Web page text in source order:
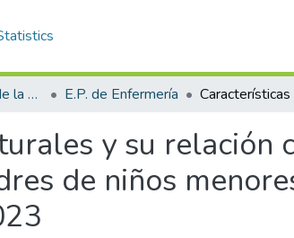
Facultad de Ciencias de la Salud E.P. de Enfermería
y su relación
de niños